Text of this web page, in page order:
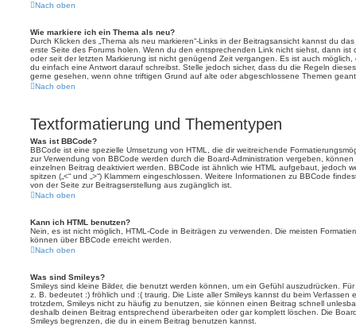
Nach oben
Wie markiere ich ein Thema als neu?
Durch Klicken des „Thema als neu markieren“-Links in der Beitragsansicht kannst du
erste Seite des Forums holen. Wenn du den entsprechenden Link nicht siehst, dann ist
oder seit der letzten Markierung ist nicht genügend Zeit vergangen. Es ist auch
du einfach eine Antwort darauf schreibst. Stelle jedoch sicher, dass du die Regeln
gerne gesehen, wenn ohne triftigen Grund auf alte oder abgeschlossene Themen
Nach oben
Textformatierung und Thementypen
Was ist BBCode?
BBCode ist eine spezielle Umsetzung von HTML, die dir weitreichende
zur Verwendung von BBCode werden durch die Board-Administration vergeben,
einzelnen Beitrag deaktiviert werden. BBCode ist ähnlich wie HTML aufgebaut, jedoch
spitzen („<“ und „>“) Klammern eingeschlossen. Weitere Informationen zu BBCode
von der Seite zur Beitragserstellung aus zugänglich ist.
Nach oben
Kann ich HTML benutzen?
Nein, es ist nicht möglich, HTML-Code in Beiträgen zu verwenden. Die meisten
können über BBCode erreicht werden.
Nach oben
Was sind Smileys?
Smileys sind kleine Bilder, die benutzt werden können, um ein Gefühl auszudrücken.
z. B. bedeutet :) fröhlich und :( traurig. Die Liste aller Smileys kannst du beim Verfassen
trotzdem, Smileys nicht zu häufig zu benutzen, sie können einen Beitrag schnell
deshalb deinen Beitrag entsprechend überarbeiten oder gar komplett löschen. Die
Smileys begrenzen, die du in einem Beitrag benutzen kannst.